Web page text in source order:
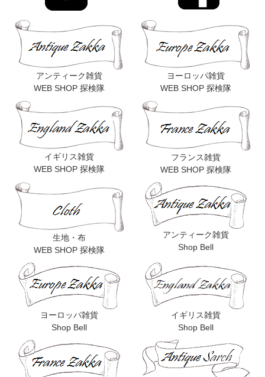
アンティーク雑貨
WEB SHOP 探検隊
ヨーロッパ雑貨
WEB SHOP 探検隊
イギリス雑貨
WEB SHOP 探検隊
フランス雑貨
WEB SHOP 探検隊
生地・布
WEB SHOP 探検隊
アンティーク雑貨
Shop Bell
ヨーロッパ雑貨
Shop Bell
イギリス雑貨
Shop Bell